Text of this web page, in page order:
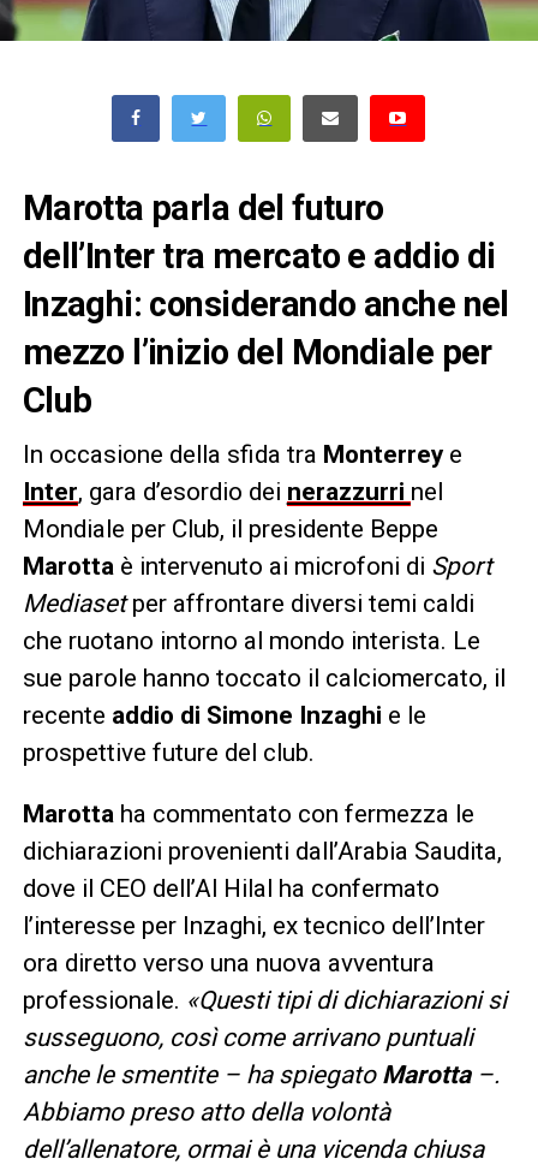
Marotta parla del futuro
dell’Inter tra mercato e addio di
Inzaghi: considerando anche nel
mezzo l’inizio del Mondiale per
Club
In occasione della sfida tra Monterrey e
Inter, gara d’esordio dei nerazzurri nel
Mondiale per Club, il presidente Beppe
Marotta è intervenuto ai microfoni di Sport
Mediasetper affrontare diversi temi caldi
che ruotano intorno al mondo interista. Le
sue parole hanno toccato il calciomercato, il
recente addio di Simone Inzaghi e le
prospettive future del club.
Marotta ha commentato con fermezza le
dichiarazioni provenienti dall’Arabia Saudita,
dove il CEO dell’Al Hilal ha confermato
l’interesse per Inzaghi, ex tecnico dell’Inter
ora diretto verso una nuova avventura
professionale. «Questi tipi di dichiarazioni si
susseguono, così come arrivano puntuali
anche le smentite – ha spiegato Marotta–.
Abbiamo preso atto della volontà
dell’allenatore, ormai è una vicenda chiusa